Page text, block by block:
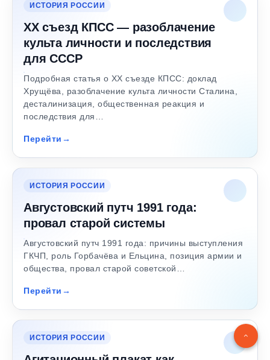
ИСТОРИЯ РОССИИ
XX съезд КПСС — разоблачение
культа личности и последствия
для СССР
Подробная статья о XX съезде КПСС: доклад
Хрущёва, разоблачение культа личности Сталина,
десталинизация, общественная реакция и
последствия для…
Перейти
ИСТОРИЯ РОССИИ
Августовский путч 1991 года:
провал старой системы
Августовский путч 1991 года: причины выступления
ГКЧП, роль Горбачёва и Ельцина, позиция армии и
общества, провал старой советской…
Перейти
ИСТОРИЯ РОССИИ